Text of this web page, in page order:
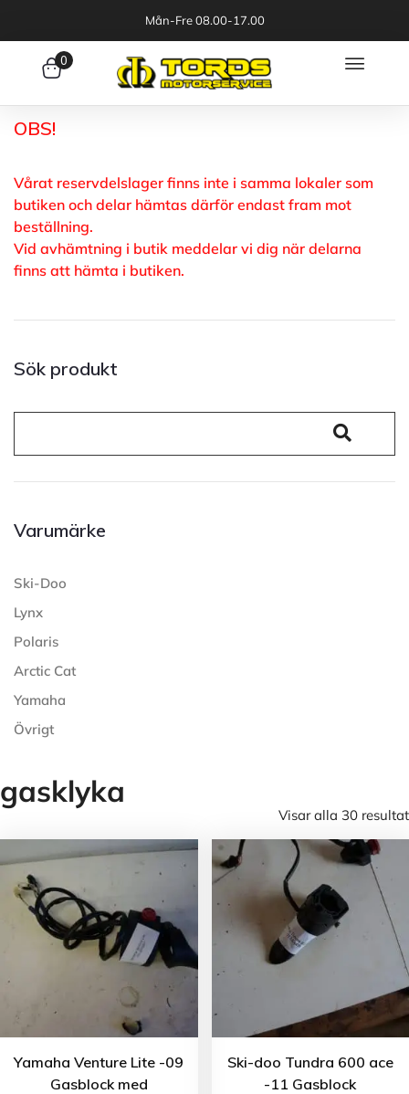
Mån-Fre 08.00-17.00
0
OBS!
Vårat reservdelslager finns inte i samma lokaler som
butiken och delar hämtas därför endast fram mot
beställning.
Vid avhämtning i butik meddelar vi dig när delarna
finns att hämta i butiken.
Sök produkt
Varumärke
Ski-Doo
Lynx
Polaris
Arctic Cat
Yamaha
Övrigt
gasklyka
Visar alla 30 resultat
Yamaha Venture Lite -09
Gasblock med
Ski-doo Tundra 600 ace
-11 Gasblock